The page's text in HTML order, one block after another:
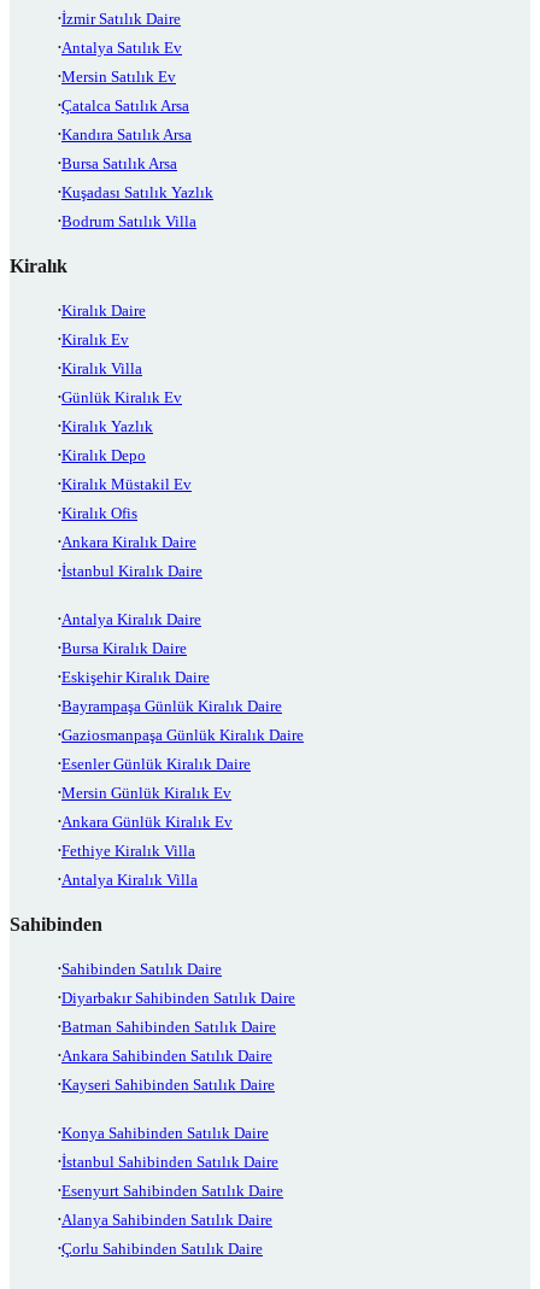
İzmir Satılık Daire
Antalya Satılık Ev
Mersin Satılık Ev
Çatalca Satılık Arsa
Kandıra Satılık Arsa
Bursa Satılık Arsa
Kuşadası Satılık Yazlık
Bodrum Satılık Villa
Kiralık
Kiralık Daire
Kiralık Ev
Kiralık Villa
Günlük Kiralık Ev
Kiralık Yazlık
Kiralık Depo
Kiralık Müstakil Ev
Kiralık Ofis
Ankara Kiralık Daire
İstanbul Kiralık Daire
Antalya Kiralık Daire
Bursa Kiralık Daire
Eskişehir Kiralık Daire
Bayrampaşa Günlük Kiralık Daire
Gaziosmanpaşa Günlük Kiralık Daire
Esenler Günlük Kiralık Daire
Mersin Günlük Kiralık Ev
Ankara Günlük Kiralık Ev
Fethiye Kiralık Villa
Antalya Kiralık Villa
Sahibinden
Sahibinden Satılık Daire
Diyarbakır Sahibinden Satılık Daire
Batman Sahibinden Satılık Daire
Ankara Sahibinden Satılık Daire
Kayseri Sahibinden Satılık Daire
Konya Sahibinden Satılık Daire
İstanbul Sahibinden Satılık Daire
Esenyurt Sahibinden Satılık Daire
Alanya Sahibinden Satılık Daire
Çorlu Sahibinden Satılık Daire